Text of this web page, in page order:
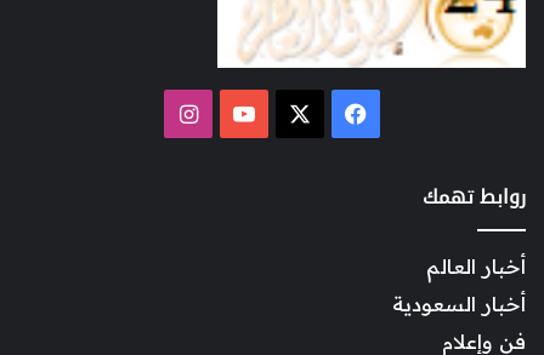
فيسبوك ‫YouTubeانستقرام
روابط تهمك
أخبار العالم
أخبار السعودية
فن وإعلام